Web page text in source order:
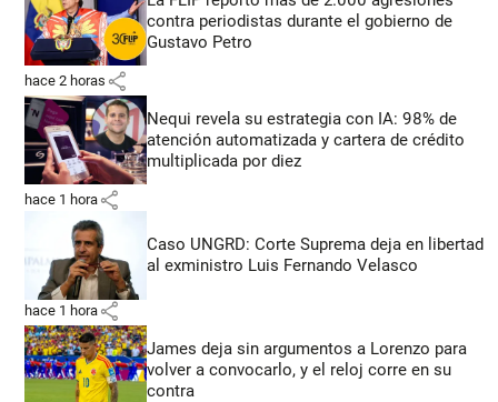
contra periodistas durante el gobierno de
Gustavo Petro
hace 2 horas share
Nequi revela su estrategia con IA: 98% de
atención automatizada y cartera de crédito
multiplicada por diez
hace 1 hora share
Caso UNGRD: Corte Suprema deja en libertad
al exministro Luis Fernando Velasco
hace 1 hora share
James deja sin argumentos a Lorenzo para
volver a convocarlo, y el reloj corre en su
contra